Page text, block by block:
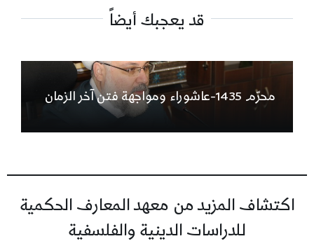
قد يعجبك أيضاً
محرّم 1435-عاشوراء ومواجهة فتن آخر الزمان
اكتشاف المزيد من معهد المعارف الحكمية
للدراسات الدينية والفلسفية